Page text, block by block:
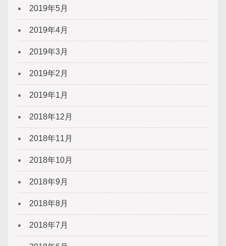
2019年5月
2019年4月
2019年3月
2019年2月
2019年1月
2018年12月
2018年11月
2018年10月
2018年9月
2018年8月
2018年7月